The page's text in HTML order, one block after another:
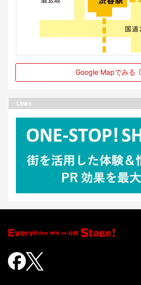
Google Mapでみる
Links